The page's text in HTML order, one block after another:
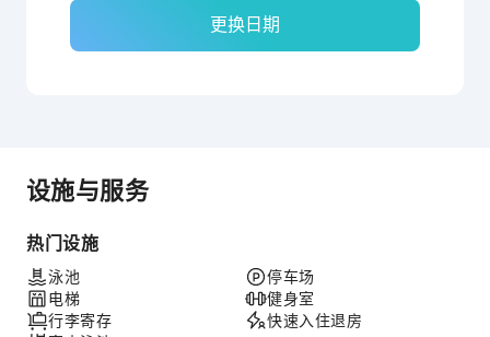
更换日期
设施与服务
热门设施
泳池
电梯
行李寄存
停车场
健身室
快速入住退房